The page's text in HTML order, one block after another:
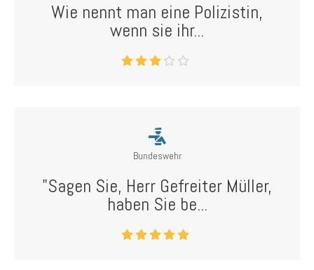
Wie nennt man eine Polizistin,
wenn sie ihr...
Bundeswehr
"Sagen Sie, Herr Gefreiter Müller,
haben Sie be...